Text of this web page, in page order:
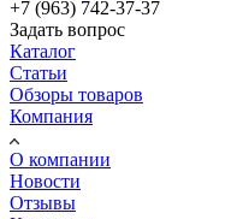
+7 (963) 742-37-37
Задать вопрос
Каталог
Статьи
Обзоры товаров
Компания
О компании
Новости
Отзывы